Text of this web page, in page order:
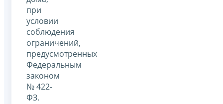
при
условии
соблюдения
ограничений,
предусмотренных
Федеральным
законом
№ 422-
ФЗ.